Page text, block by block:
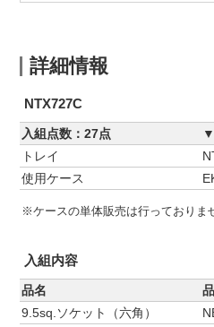
詳細情報
NTX727C
入組点数：27点
トレイ
使用ケース
※ケースの単体販売は行っておりま
入組内容
品名
9.5sq.ソケット（六角）